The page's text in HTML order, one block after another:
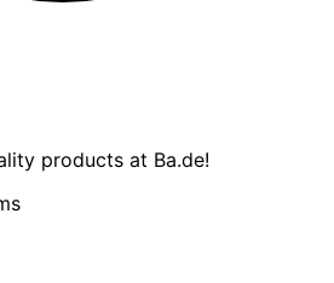
products at Ba.de!